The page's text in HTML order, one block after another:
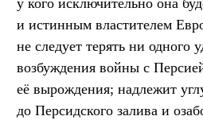
у кого исключительно она
и истинным властителем
не следует терять ни одного
возбуждения войны с
её вырождения; надлежит
до Персидского залива и